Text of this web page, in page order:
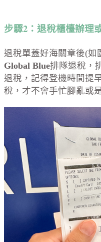
步驟2：退稅櫃檯辦理
退稅單蓋好海關章後(如
Global Blue排隊退稅，
退稅，記得登機時間提
稅，才不會手忙腳亂或